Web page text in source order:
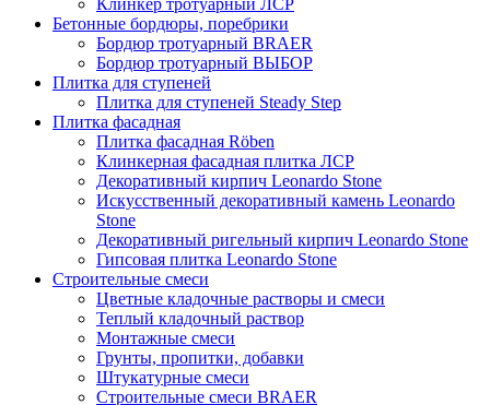
Клинкер тротуарный ЛСР
Бетонные бордюры, поребрики
Бордюр тротуарный BRAER
Бордюр тротуарный ВЫБОР
Плитка для ступеней
Плитка для ступеней Steady Step
Плитка фасадная
Плитка фасадная Röben
Клинкерная фасадная плитка ЛСР
Декоративный кирпич Leonardo Stone
Искусственный декоративный камень Leonardo
Stone
Декоративный ригельный кирпич Leonardo Stone
Гипсовая плитка Leonardo Stone
Строительные смеси
Цветные кладочные растворы и смеси
Теплый кладочный раствор
Монтажные смеси
Грунты, пропитки, добавки
Штукатурные смеси
Строительные смеси BRAER